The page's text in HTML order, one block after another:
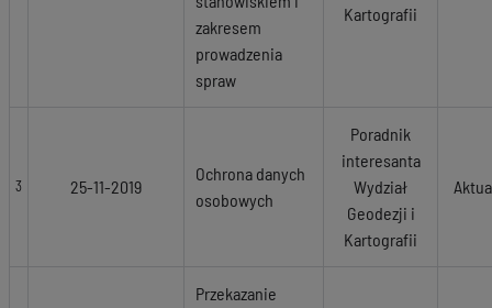
zakresem
prowadzenia
spraw
Kartografii
3 25-11-2019
Ochrona danych
osobowych
Poradnik
interesanta
Wydział
Geodezji i
Kartografii
Przekazanie